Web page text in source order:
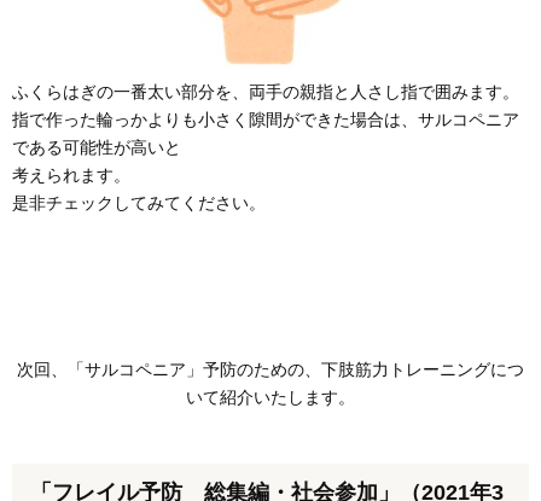
ふくらはぎの一番太い部分を、両手の親指と人さし指で囲みます。
指で作った輪っかよりも小さく隙間ができた場合は、サルコペニア
である可能性が高いと
考えられます。
是非チェックしてみてください。
次回、「サルコペニア」予防のための、下肢筋力トレーニングにつ
いて紹介いたします。
「フレイル予防 総集編・社会参加」（2021年3